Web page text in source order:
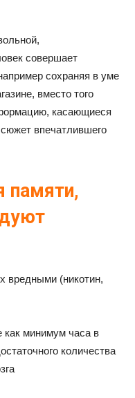
совершает
сохраняя в уме
вместо того
касающиеся
впечатлившего
памяти,
вредными (никотин,
как минимум часа в
количества